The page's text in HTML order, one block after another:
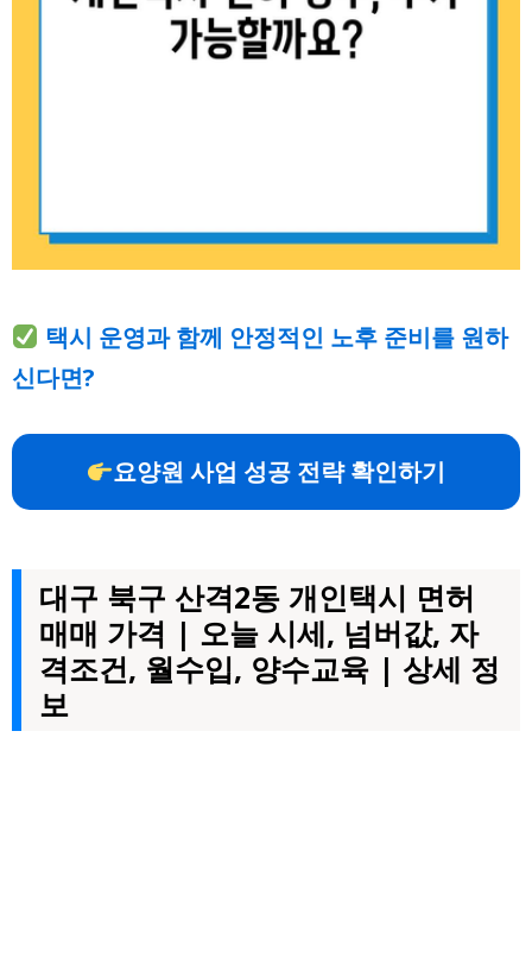
택시 운영과 함께 안정적인 노후 준비를 원하
신다면?
요양원 사업 성공 전략 확인하기
대구 북구 산격2동 개인택시 면허
매매 가격 | 오늘 시세, 넘버값, 자
격조건, 월수입, 양수교육 | 상세 정
보